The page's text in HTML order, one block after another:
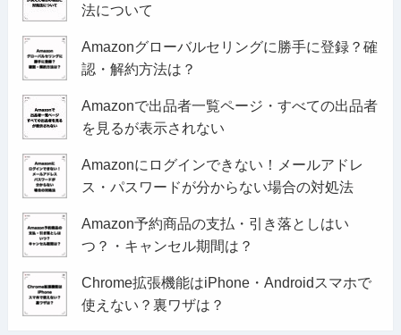
法について
Amazonグローバルセリングに勝手に登録？確
認・解約方法は？
Amazonで出品者一覧ページ・すべての出品者
を見るが表示されない
Amazonにログインできない！メールアドレ
ス・パスワードが分からない場合の対処法
Amazon予約商品の支払・引き落としはい
つ？・キャンセル期間は？
Chrome拡張機能はiPhone・Androidスマホで
使えない？裏ワザは？